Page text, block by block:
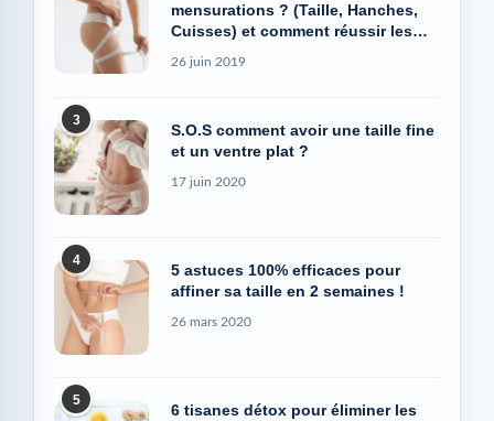
mensurations ? (Taille, Hanches,
Cuisses) et comment réussir les
26 juin 2019
3
S.O.S comment avoir une taille fine
et un ventre plat ?
17 juin 2020
4
5 astuces 100% efficaces pour
affiner sa taille en 2 semaines !
26 mars 2020
5
6 tisanes détox pour éliminer les